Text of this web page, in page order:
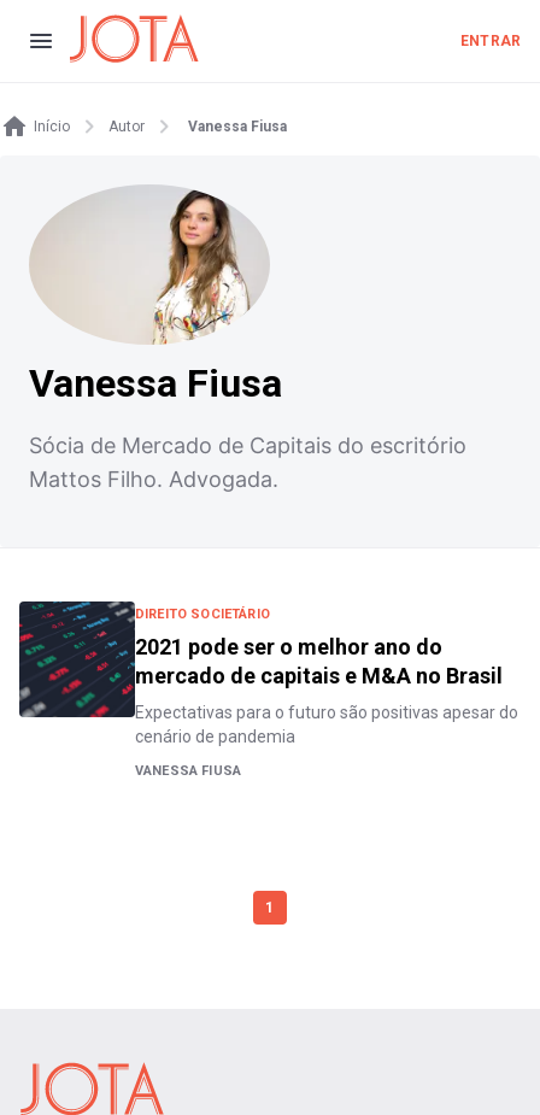
ENTRAR
Início Autor Vanessa Fiusa
Vanessa Fiusa
Sócia de Mercado de Capitais do escritório
Mattos Filho. Advogada.
DIREITO SOCIETÁRIO
2021 pode ser o melhor ano do
mercado de capitais e M&A no Brasil
Expectativas para o futuro são positivas apesar do
cenário de pandemia
VANESSA FIUSA
1